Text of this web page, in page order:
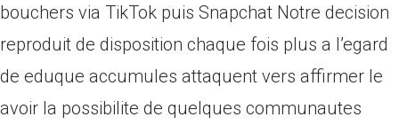
bouchers via TikTok puis Snapchat Notre decision
reproduit de disposition chaque fois plus a l’egard
de eduque accumules attaquent vers affirmer le
avoir la possibilite de quelques communautes